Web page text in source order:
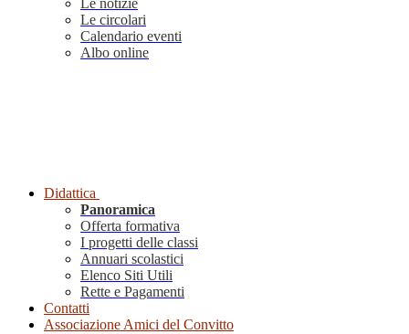
Le notizie
Le circolari
Calendario eventi
Albo online
Didattica
Panoramica
Offerta formativa
I progetti delle classi
Annuari scolastici
Elenco Siti Utili
Rette e Pagamenti
Contatti
Associazione Amici del Convitto